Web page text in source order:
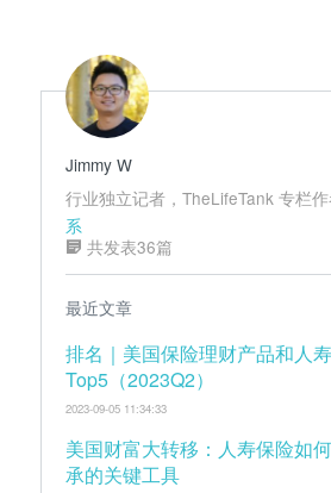
Jimmy W
行业独立记者，TheLifeTank 专栏
系
共发表36篇
最近文章
排名｜美国保险理财产品和人
Top5（2023Q2）
2023-09-05 11:34:33
美国财富大转移：人寿保险如
承的关键工具